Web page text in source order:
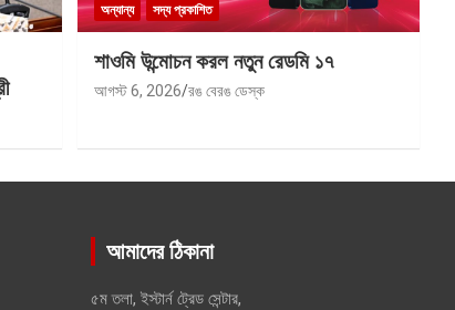
অন্যান্য সদ্য প্রকাশিত
শাওমি উন্মোচন করল নতুন রেডমি ১৭
আগস্ট 6, 2026 রঙ বেরঙ ডেস্ক
আমাদের ঠিকানা
৫ম তলা, ইস্টার্ন ট্রেড সেন্টার,